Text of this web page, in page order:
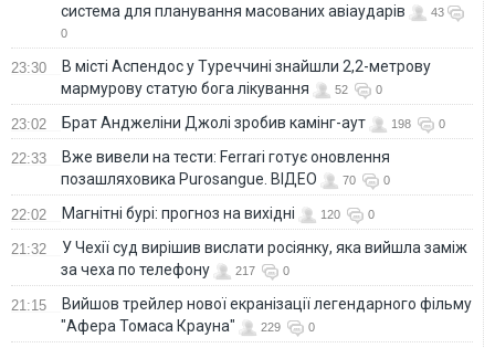
система для планування масованих авіаударів
43
0
23:30
В місті Аспендос у Туреччині знайшли 2,2-метрову
мармурову статую бога лікування
52 0
23:02 Брат Анджеліни Джолі зробив камінг-аут 198 0
22:33
Вже вивели на тести: Ferrari готує оновлення
позашляховика Purosangue. ВІДЕО
70 0
22:02 Магнітні бурі: прогноз на вихідні 120 0
21:32
У Чехії суд вирішив вислати росіянку, яка вийшла заміж
за чеха по телефону
217 0
21:15
Вийшов трейлер нової екранізації легендарного фільму
"Афера Томаса Крауна"
229 0